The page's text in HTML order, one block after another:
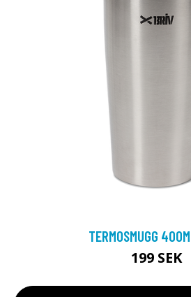
TERMOSMUGG
199 SEK